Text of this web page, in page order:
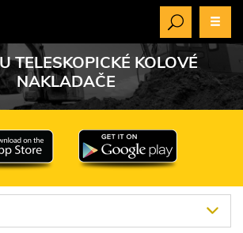
TELESKOPICKÉ KOLOVÉ
NAKLADAČE